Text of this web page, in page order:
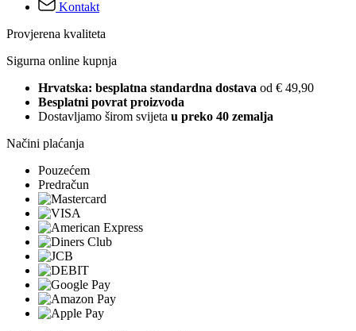
Kontakt
Provjerena kvaliteta
Sigurna online kupnja
Hrvatska: besplatna standardna dostava od € 49,90
Besplatni povrat proizvoda
Dostavljamo širom svijeta u preko 40 zemalja
Načini plaćanja
Pouzećem
Predračun